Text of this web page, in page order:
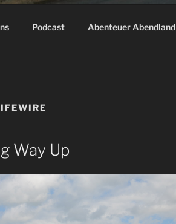
Podcast Abenteuer Abendland
Way Up